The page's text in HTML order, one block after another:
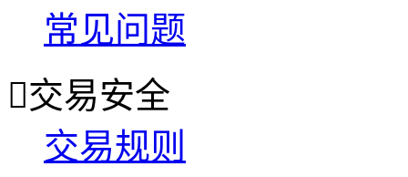
常见问题
交易安全
交易规则